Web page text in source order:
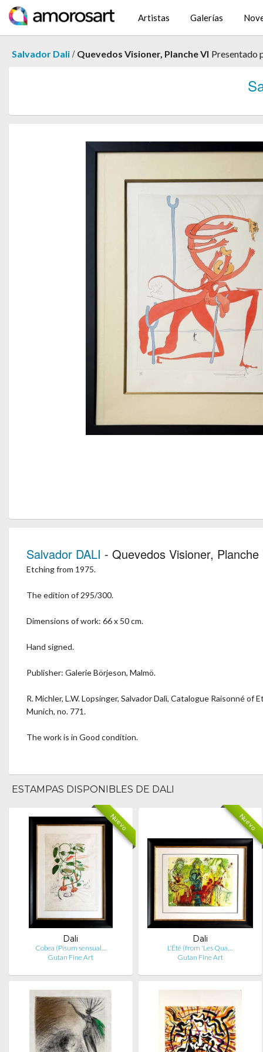
Artistas Galerías
Salvador Dali / Quevedos Visioner, Planche VI Presentado
Salvador DALI - Quevedos Visioner, Planche
Etching from 1975.
The edition of 295/300.
Dimensions of work: 66 x 50 cm.
Hand signed.
Publisher: Galerie Börjeson, Malmö.
R. Michler, L.W. Lopsinger, Salvador Dalì, Catalogue Raisonné
Munich, no. 771.
The work is in Good condition.
ESTAMPAS DISPONIBLES DE DALI
Nuevo
Dali
Cobea (Pisum sensual…
Gutan Fine Art
Nuevo
Dali
L'Été (from 'Les Qua…
Gutan Fine Art